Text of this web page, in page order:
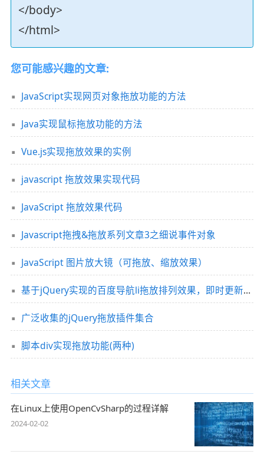
</body>
</html>
您可能感兴趣的文章:
JavaScript实现网页对象拖放功能的方法
Java实现鼠标拖放功能的方法
Vue.js实现拖放效果的实例
javascript 拖放效果实现代码
JavaScript 拖放效果代码
Javascript拖拽&拖放系列文章3之细说事件对象
JavaScript 图片放大镜（可拖放、缩放效果）
基于jQuery实现的百度导航li拖放排列效果，即时更新数据库
广泛收集的jQuery拖放插件集合
脚本div实现拖放功能(两种)
相关文章
在Linux上使用OpenCvSharp的过程详解
2024-02-02